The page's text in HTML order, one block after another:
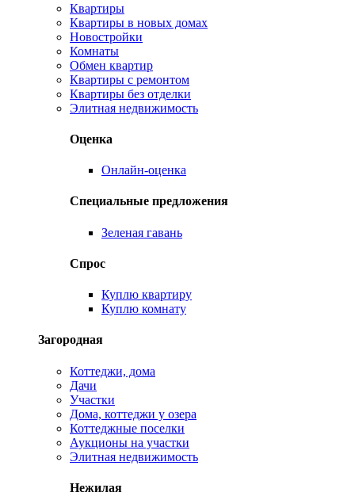
Квартиры
Квартиры в новых домах
Новостройки
Комнаты
Обмен квартир
Квартиры с ремонтом
Квартиры без отделки
Элитная недвижимость
Оценка
Онлайн-оценка
Специальные предложения
Зеленая гавань
Спрос
Куплю квартиру
Куплю комнату
Загородная
Коттеджи, дома
Дачи
Участки
Дома, коттеджи у озера
Коттеджные поселки
Аукционы на участки
Элитная недвижимость
Нежилая